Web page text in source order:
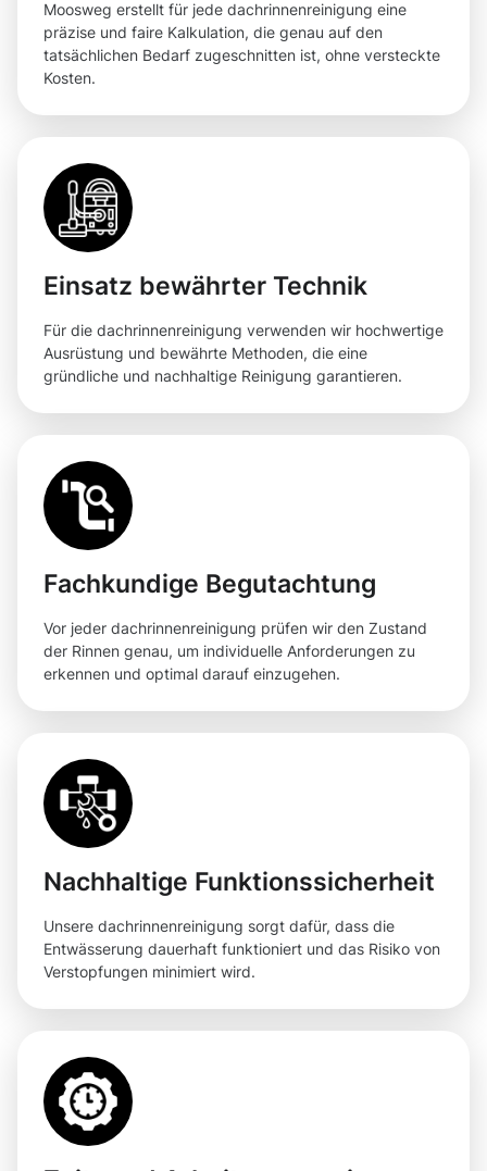
Moosweg erstellt für jede dachrinnenreinigung eine
präzise und faire Kalkulation, die genau auf den
tatsächlichen Bedarf zugeschnitten ist, ohne versteckte
Kosten.
Einsatz bewährter Technik
Für die dachrinnenreinigung verwenden wir hochwertige
Ausrüstung und bewährte Methoden, die eine
gründliche und nachhaltige Reinigung garantieren.
Fachkundige Begutachtung
Vor jeder dachrinnenreinigung prüfen wir den Zustand
der Rinnen genau, um individuelle Anforderungen zu
erkennen und optimal darauf einzugehen.
Nachhaltige Funktionssicherheit
Unsere dachrinnenreinigung sorgt dafür, dass die
Entwässerung dauerhaft funktioniert und das Risiko von
Verstopfungen minimiert wird.